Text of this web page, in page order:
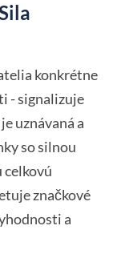
konkrétne
- signalizuje
uznávaná a
so silnou
celkovú
značkové
a